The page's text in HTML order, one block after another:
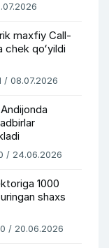
maxfiy Call-
chek qoʻyildi
/ 08.07.2026
/ 24.06.2026
1000
shaxs
/ 20.06.2026